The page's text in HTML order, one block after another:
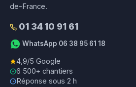
de-France.
01 34 10 91 61
WhatsApp 06 38 95 61 18
4,9/5 Google
6 500+ chantiers
Réponse sous 2 h